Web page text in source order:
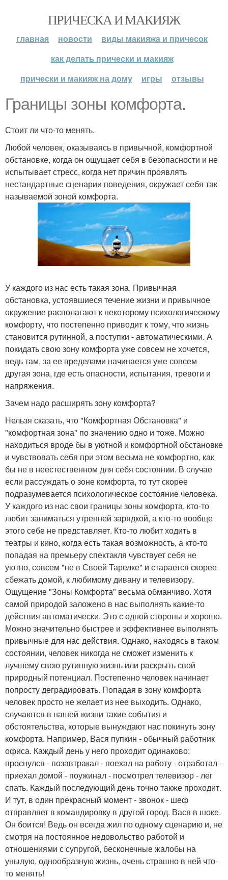
ПРИЧЕСКА И МАКИЯЖ
главная новости
виды макияжа и причесок
как делать прически и макияж
прически и макияж на дому
игры отзывы
Границы зоны комфорта.
Стоит ли что-то менять.
Любой человек, оказываясь в привычной, комфортной
обстановке, когда он ощущает себя в безопасности и не
испытывает стресс, когда нет причин проявлять
нестандартные сценарии поведения, окружает себя так
называемой зоной комфорта.
У каждого из нас есть такая зона. Привычная
обстановка, устоявшиеся течение жизни и привычное
окружение располагают к некоторому психологическому
комфорту, что постепенно приводит к тому, что жизнь
становится рутинной, а поступки - автоматическими. А
покидать свою зону комфорта уже совсем не хочется,
ведь там, за ее пределами начинается уже совсем
другая зона, где есть опасности, испытания, тревоги и
напряжения.
Зачем надо расширять зону комфорта?
Нельзя сказать, что "Комфортная Обстановка" и
"комфортная зона" по значению одно и тоже. Можно
находиться вроде бы в уютной и комфортной обстановке
и чувствовать себя при этом весьма не комфортно, как
бы не в неестественном для себя состоянии. В случае
если рассуждать о зоне комфорта, то тут скорее
подразумевается психологическое состояние человека.
У каждого из нас свои границы зоны комфорта, кто-то
любит заниматься утренней зарядкой, а кто-то вообще
этого себе не представляет. Кто-то любит ходить в
театры и кино, когда есть такая возможность, а кто-то
попадая на премьеру спектакля чувствует себя не
уютно, совсем "не в Своей Тарелке" и старается скорее
сбежать домой, к любимому дивану и телевизору.
Ощущение "Зоны Комфорта" весьма обманчиво. Хотя
самой природой заложено в нас выполнять какие-то
действия автоматически. Это с одной стороны и хорошо.
Можно значительно быстрее и эффективнее выполнять
привычные для нас действия. Однако, находясь в таком
состоянии, человек никогда не сможет изменить к
лучшему свою рутинную жизнь или раскрыть свой
природный потенциал. Постепенно человек начинает
попросту деградировать. Попадая в зону комфорта
человек просто не желает из нее выходить. Однако,
случаются в нашей жизни такие события и
обстоятельства, которые вынуждают нас покинуть зону
комфорта. Например, Вася пупкин - обычный работник
офиса. Каждый день у него проходит одинаково:
проснулся - позавтракал - поехал на работу - отработал -
приехал домой - поужинал - посмотрел телевизор - лег
спать. Каждый последующий день точно также проходит.
И тут, в один прекрасный момент - звонок - шеф
отправляет в командировку в другой город. Вася в шоке.
Он боится! Ведь он всегда жил по одному сценарию и, не
смотря на постоянное недовольство работой и
отношениями с супругой, бесконечные жалобы на
унылую, однообразную жизнь, очень страшно в ней что-
то менять!